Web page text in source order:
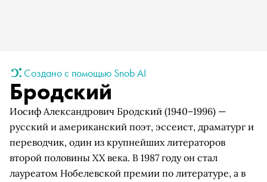
Создано с помощью Snob AI
Бродский
Иосиф Александрович Бродский (1940–1996) —
русский и американский поэт, эссеист, драматург и
переводчик, один из крупнейших литераторов
второй половины XX века. В 1987 году он стал
лауреатом Нобелевской премии по литературе, а в